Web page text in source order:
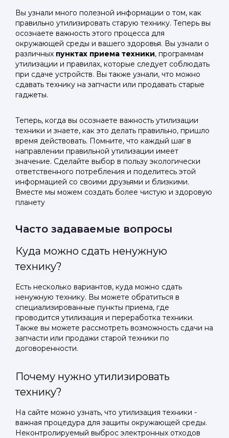
Вы узнали много полезной информации о том, как
правильно утилизировать старую технику. Теперь вы
осознаете важность этого процесса для
окружающей среды и вашего здоровья. Вы узнали о
различных пунктах приема техники, программам
утилизации и правилах, которые следует соблюдать
при сдаче устройств. Вы также узнали, что можно
сдавать технику на запчасти или продавать старые
гаджеты.
Теперь, когда вы осознаете важность утилизации
техники и знаете, как это делать правильно, пришло
время действовать. Помните, что каждый шаг в
направлении правильной утилизации имеет
значение. Сделайте выбор в пользу экологически
ответственного потребления и поделитесь этой
информацией со своими друзьями и близкими.
Вместе мы можем создать более чистую и здоровую
планету
Часто задаваемые вопросы
Куда можно сдать ненужную
технику?
Есть несколько вариантов, куда можно сдать
ненужную технику. Вы можете обратиться в
специализированные пункты приема, где
проводится утилизация и переработка техники.
Также вы можете рассмотреть возможность сдачи на
запчасти или продажи старой техники по
договоренности.
Почему нужно утилизировать
технику?
На сайте можно узнать, что утилизация техники -
важная процедура для защиты окружающей среды.
Неконтролируемый выброс электронных отходов